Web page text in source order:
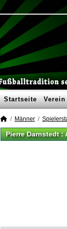
Startseite Verein
Männer
Pierre Darnstedt :